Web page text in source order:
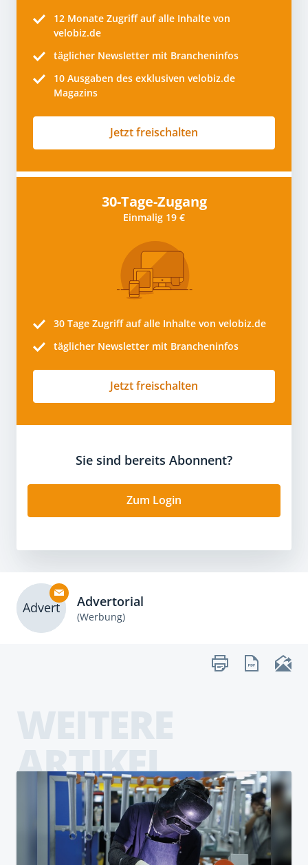
12 Monate Zugriff auf alle Inhalte von
velobiz.de
täglicher Newsletter mit Brancheninfos
10 Ausgaben des exklusiven velobiz.de
Magazins
Jetzt freischalten
30-Tage-Zugang
Einmalig 19 €
30 Tage Zugriff auf alle Inhalte von velobiz.de
täglicher Newsletter mit Brancheninfos
Jetzt freischalten
Sie sind bereits Abonnent?
Zum Login
Advert Advertorial
(Werbung)
ARTIKEL